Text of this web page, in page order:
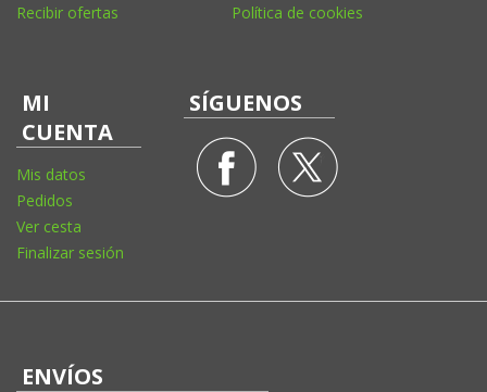
Recibir ofertas
Política de cookies
MI
CUENTA
Mis datos
Pedidos
Ver cesta
Finalizar sesión
SÍGUENOS
ENVÍOS